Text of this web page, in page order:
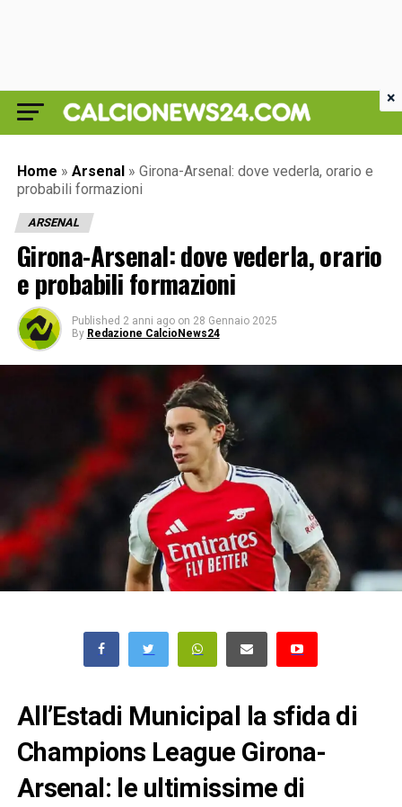
Home » Arsenal » Girona-Arsenal: dove vederla, orario e
probabili formazioni
ARSENAL
Girona-Arsenal: dove vederla, orario
e probabili formazioni
Published 2 anni ago on 28 Gennaio 2025
By Redazione CalcioNews24
All’Estadi Municipal la sfida di
Champions League Girona-
Arsenal: le ultimissime di
×